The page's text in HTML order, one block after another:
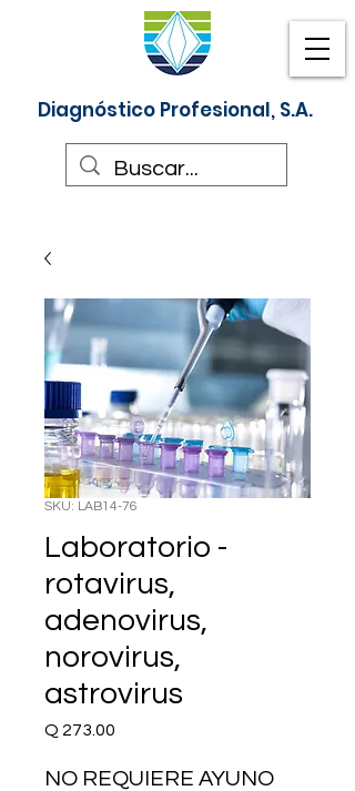
Diagnóstico Profesional, S.A.
SKU: LAB14-76
Laboratorio -
rotavirus,
adenovirus,
norovirus,
astrovirus
Q 273.00
NO REQUIERE AYUNO